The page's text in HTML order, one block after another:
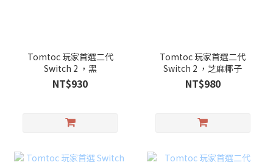
Tomtoc 玩家首選二代
Switch 2 ，黑
NT$930
Tomtoc 玩家首選二代
Switch 2 ，芝麻椰子
NT$980